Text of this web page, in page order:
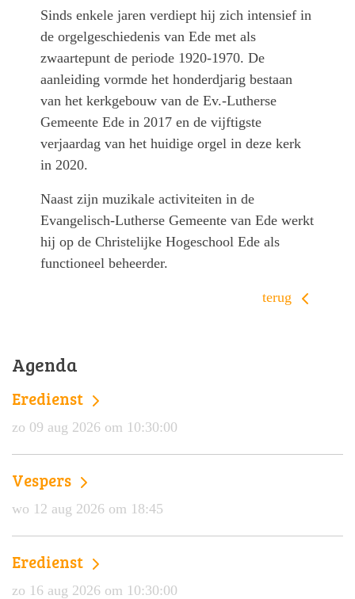
Sinds enkele jaren verdiept hij zich intensief in
de orgelgeschiedenis van Ede met als
zwaartepunt de periode 1920-1970. De
aanleiding vormde het honderdjarig bestaan
van het kerkgebouw van de Ev.-Lutherse
Gemeente Ede in 2017 en de vijftigste
verjaardag van het huidige orgel in deze kerk
in 2020.
Naast zijn muzikale activiteiten in de
Evangelisch-Lutherse Gemeente van Ede werkt
hij op de Christelijke Hogeschool Ede als
functioneel beheerder.
terug
Agenda
Eredienst
zo 09 aug 2026 om 10:30:00
Vespers
wo 12 aug 2026 om 18:45
Eredienst
zo 16 aug 2026 om 10:30:00